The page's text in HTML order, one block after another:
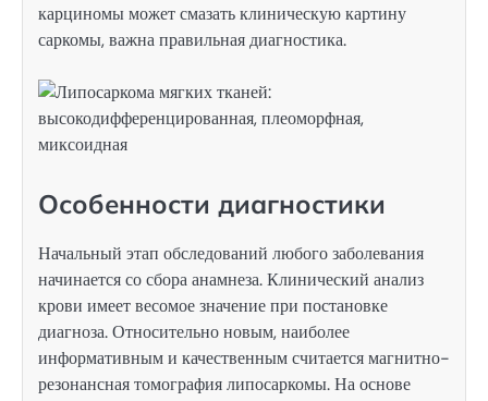
карциномы может смазать клиническую картину
саркомы, важна правильная диагностика.
Особенности диагностики
Начальный этап обследований любого заболевания
начинается со сбора анамнеза. Клинический анализ
крови имеет весомое значение при постановке
диагноза. Относительно новым, наиболее
информативным и качественным считается магнитно-
резонансная томография липосаркомы. На основе